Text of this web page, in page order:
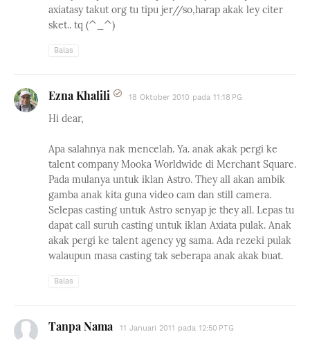
axiatasy takut org tu tipu jer//so,harap akak ley citer
sket.. tq (^_^)
Balas
Ezna Khalili 18 Oktober 2010 pada 11:18 PG
Hi dear,
Apa salahnya nak mencelah. Ya. anak akak pergi ke
talent company Mooka Worldwide di Merchant Square.
Pada mulanya untuk iklan Astro. They all akan ambik
gamba anak kita guna video cam dan still camera.
Selepas casting untuk Astro senyap je they all. Lepas tu
dapat call suruh casting untuk iklan Axiata pulak. Anak
akak pergi ke talent agency yg sama. Ada rezeki pulak
walaupun masa casting tak seberapa anak akak buat.
Balas
Tanpa Nama 11 Januari 2011 pada 12:50 PTG